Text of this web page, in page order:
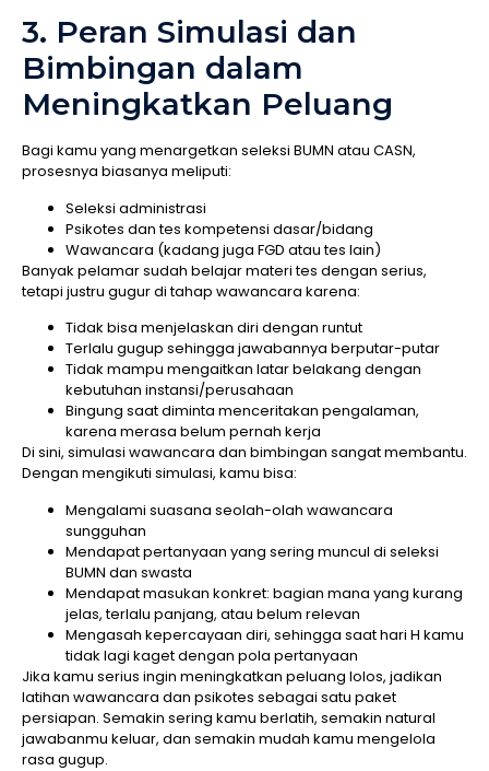
3. Peran Simulasi dan
Bimbingan dalam
Meningkatkan Peluang
Bagi kamu yang menargetkan seleksi BUMN atau CASN,
prosesnya biasanya meliputi:
Seleksi administrasi
Psikotes dan tes kompetensi dasar/bidang
Wawancara (kadang juga FGD atau tes lain)
Banyak pelamar sudah belajar materi tes dengan serius,
tetapi justru gugur di tahap wawancara karena:
Tidak bisa menjelaskan diri dengan runtut
Terlalu gugup sehingga jawabannya berputar-putar
Tidak mampu mengaitkan latar belakang dengan
kebutuhan instansi/perusahaan
Bingung saat diminta menceritakan pengalaman,
karena merasa belum pernah kerja
Di sini, simulasi wawancara dan bimbingan sangat membantu.
Dengan mengikuti simulasi, kamu bisa:
Mengalami suasana seolah-olah wawancara
sungguhan
Mendapat pertanyaan yang sering muncul di seleksi
BUMN dan swasta
Mendapat masukan konkret: bagian mana yang kurang
jelas, terlalu panjang, atau belum relevan
Mengasah kepercayaan diri, sehingga saat hari H kamu
tidak lagi kaget dengan pola pertanyaan
Jika kamu serius ingin meningkatkan peluang lolos, jadikan
latihan wawancara dan psikotes sebagai satu paket
persiapan. Semakin sering kamu berlatih, semakin natural
jawabanmu keluar, dan semakin mudah kamu mengelola
rasa gugup.